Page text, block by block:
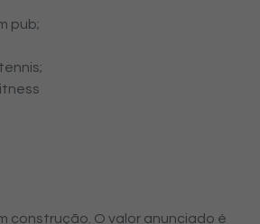
pub;
construção. O valor anunciado é